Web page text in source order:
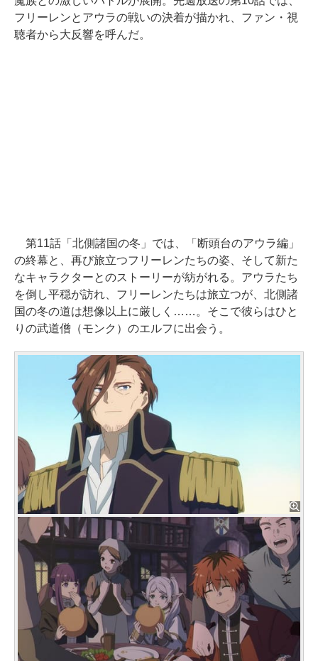
フリーレンとアウラの戦いの決着が描かれ、ファン・視
聴者から大反響を呼んだ。
第11話「北側諸国の冬」では、「断頭台のアウラ編」
の終幕と、再び旅立つフリーレンたちの姿、そして新た
なキャラクターとのストーリーが紡がれる。アウラたち
を倒し平穏が訪れ、フリーレンたちは旅立つが、北側諸
国の冬の道は想像以上に厳しく……。そこで彼らはひと
りの武道僧（モンク）のエルフに出会う。